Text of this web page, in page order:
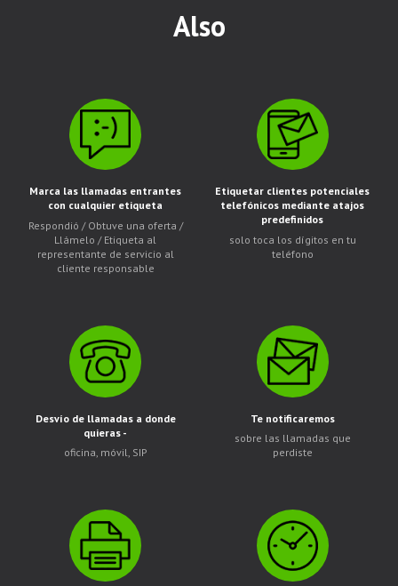
Also
Marca las llamadas entrantes
con cualquier etiqueta
Respondió / Obtuve una oferta /
Llámelo / Etiqueta al
representante de servicio al
cliente responsable
Etiquetar clientes potenciales
telefónicos mediante atajos
predefinidos
solo toca los dígitos en tu
teléfono
Desvío de llamadas a donde
quieras -
oficina, móvil, SIP
Te notificaremos
sobre las llamadas que
perdiste